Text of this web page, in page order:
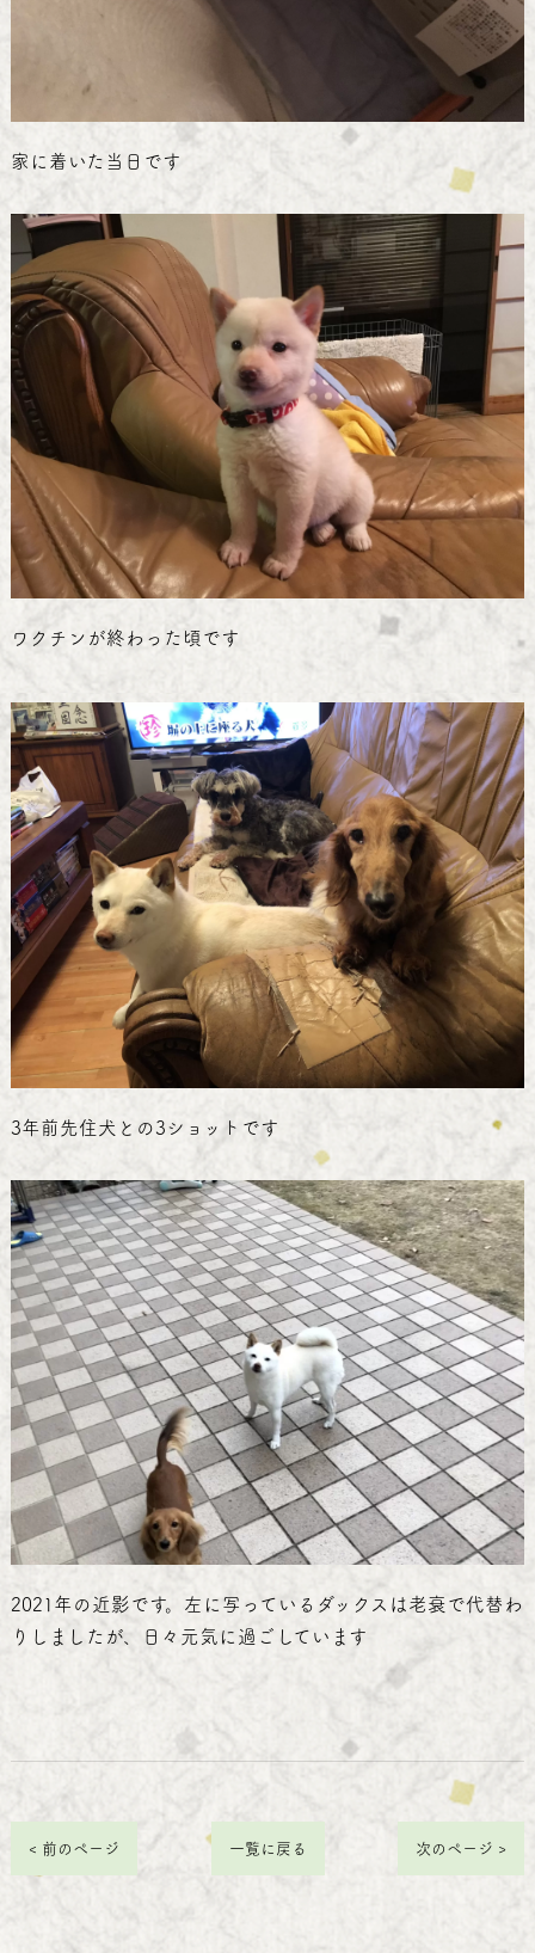
家に着いた当日です
ワクチンが終わった頃です
3年前先住犬との3ショットです
2021年の近影です。左に写っているダックスは老衰で代替わ
りし
ましたが、日々元気に過ごしています
< 前のページ 一覧に戻る 次のページ >